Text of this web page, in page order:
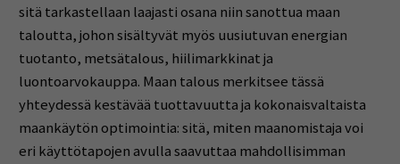
sitä tarkastellaan laajasti osana niin sanottua maan
taloutta, johon sisältyvät myös uusiutuvan energian
tuotanto, metsätalous, hiilimarkkinat ja
luontoarvokauppa. Maan talous merkitsee tässä
yhteydessä kestävää tuottavuutta ja kokonaisvaltaista
maankäytön optimointia: sitä, miten maanomistaja voi
eri käyttötapojen avulla saavuttaa mahdollisimman